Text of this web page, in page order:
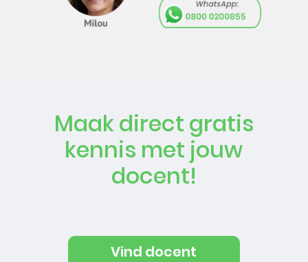
Maak direct gratis
kennis met jouw
docent!
Vind docent